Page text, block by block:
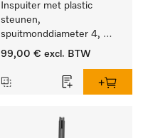
Inspuiter met plastic
steunen,
spuitmonddiameter 4,
lengte 185 mm, 5 stuks
99,00 € excl. BTW